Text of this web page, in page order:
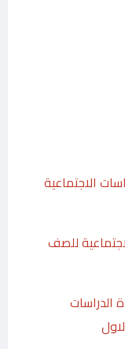
الاجتماعية
للصف
الدراسات